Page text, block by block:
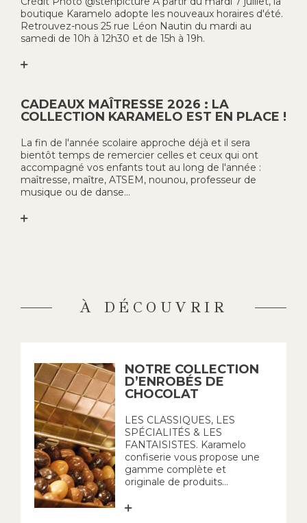
boutique Karamelo adopte les nouveaux horaires d'été.
Retrouvez-nous 25 rue Léon Nautin du mardi au
samedi de 10h à 12h30 et de 15h à 19h.
CADEAUX MAÎTRESSE 2026 : LA
COLLECTION KARAMELO EST EN PLACE !
La fin de l'année scolaire approche déjà et il sera
bientôt temps de remercier celles et ceux qui ont
accompagné vos enfants tout au long de l'année :
maîtresse, maître, ATSEM, nounou, professeur de
musique ou de danse...
À DÉCOUVRIR
NOTRE COLLECTION
D’ENROBÉS DE
CHOCOLAT
LES CLASSIQUES, LES
SPÉCIALITÉS & LES
FANTAISISTES. Karamelo
confiserie vous propose une
gamme complète et
originale de produits...